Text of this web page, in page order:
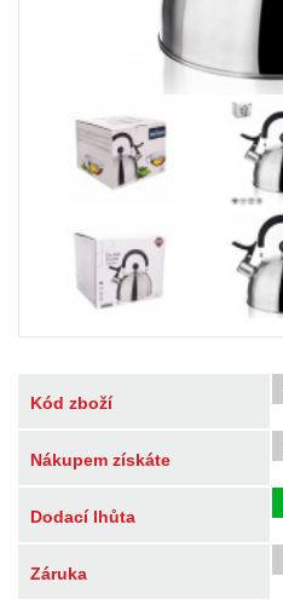
Kód zboží
Nákupem získáte
Dodací lhůta
Záruka